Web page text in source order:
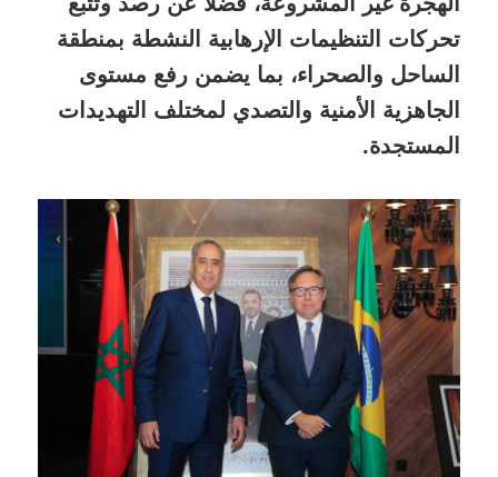
تحركات التنظيمات الإرهابية النشطة بمنطقة
الساحل والصحراء، بما يضمن رفع مستوى
الجاهزية الأمنية والتصدي لمختلف التهديدات
المستجدة.